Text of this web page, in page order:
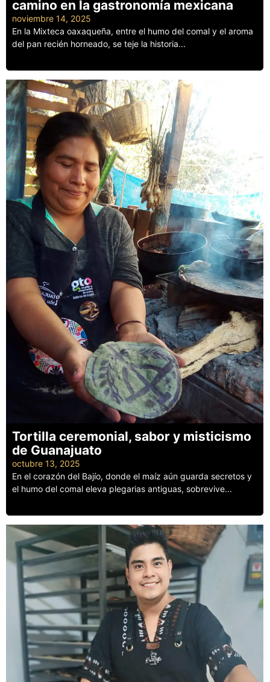
camino en la gastronomía mexicana
noviembre 14, 2025
En la Mixteca oaxaqueña, entre el humo del comal y el aroma
del pan recién horneado, se teje la historia...
Tortilla ceremonial, sabor y misticismo
de Guanajuato
octubre 13, 2025
En el corazón del Bajío, donde el maíz aún guarda secretos y
el humo del comal eleva plegarias antiguas, sobrevive...